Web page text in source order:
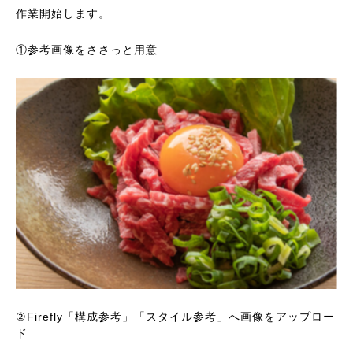
作業開始します。
①参考画像をささっと用意
②Firefly「構成参考」「スタイル参考」へ画像をアップロー
ド